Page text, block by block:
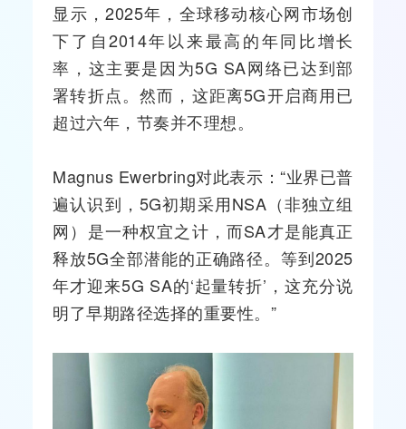
显示，2025年，全球移动核心网市场创
下了自2014年以来最高的年同比增长
率，这主要是因为5G SA网络已达到部
署转折点。然而，这距离5G开启商用已
超过六年，节奏并不理想。
Magnus Ewerbring对此表示：“业界已普
遍认识到，5G初期采用NSA（非独立组
网）是一种权宜之计，而SA才是能真正
释放5G全部潜能的正确路径。等到2025
年才迎来5G SA的‘起量转折’，这充分说
明了早期路径选择的重要性。”